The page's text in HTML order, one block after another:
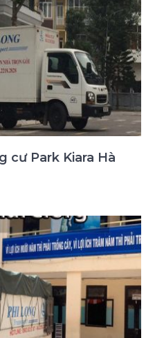
cư Park Kiara Hà